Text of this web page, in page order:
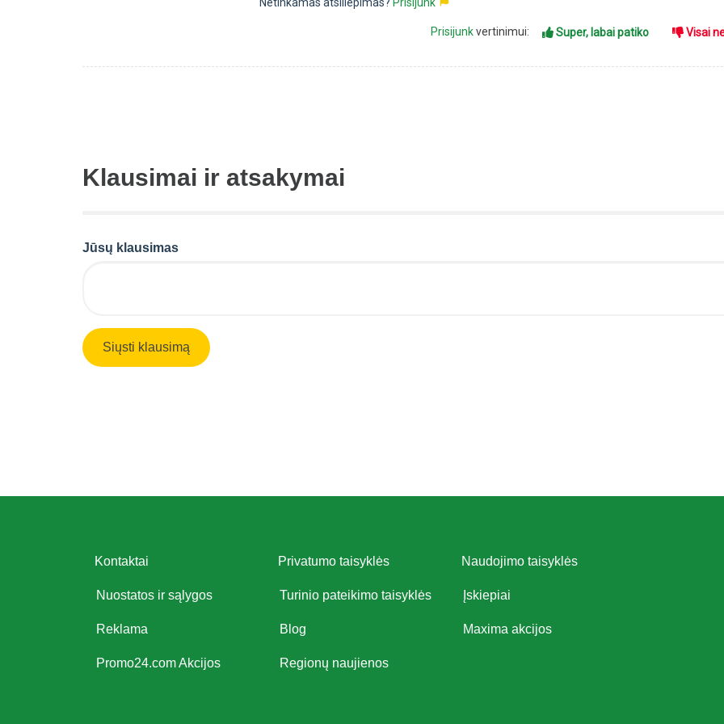
Netinkamas atsiliepimas? Prisijunk
Prisijunkvertinimui: Super, labai patiko Visai
Klausimai ir atsakymai
Jūsų klausimas
Kontaktai Privatumo taisyklės Naudojimo taisyklės
Nuostatos ir sąlygos Turinio pateikimo taisyklės Įskiepiai
Reklama Blog Maxima akcijos
Promo24.com Akcijos Regionų naujienos